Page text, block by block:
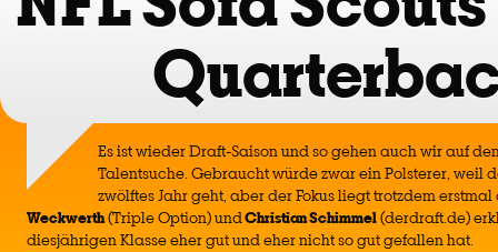
Es ist wieder Draft-Saison und so gehen auch wir auf
Talentsuche. Gebraucht würde zwar ein Polsterer, weil
zwölftes Jahr geht, aber der Fokus liegt trotzdem
Weckwerth(Triple Option) undChristian Schimmel(derdraft.de)
diesjährigen Klasse eher gut und eher nicht so gut gefallen hat.